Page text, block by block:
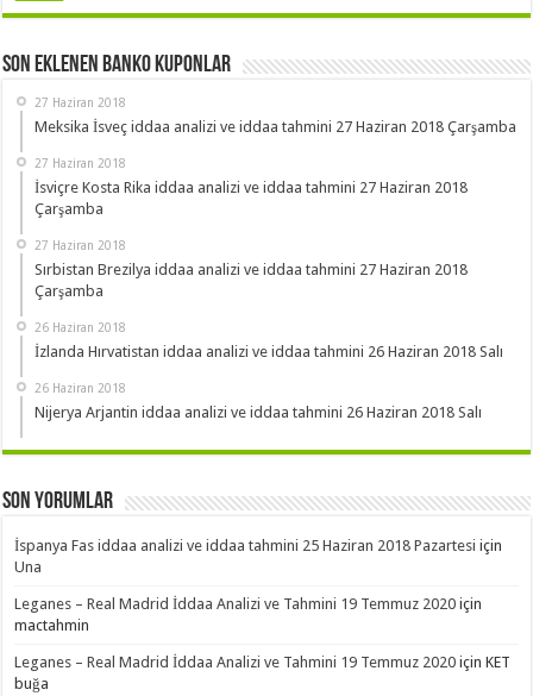
Son Eklenen Banko Kuponlar
27 Haziran 2018
Meksika İsveç iddaa analizi ve iddaa tahmini 27 Haziran 2018 Çarşamba
27 Haziran 2018
İsviçre Kosta Rika iddaa analizi ve iddaa tahmini 27 Haziran 2018
Çarşamba
27 Haziran 2018
Sırbistan Brezilya iddaa analizi ve iddaa tahmini 27 Haziran 2018
Çarşamba
26 Haziran 2018
İzlanda Hırvatistan iddaa analizi ve iddaa tahmini 26 Haziran 2018 Salı
26 Haziran 2018
Nijerya Arjantin iddaa analizi ve iddaa tahmini 26 Haziran 2018 Salı
Son Yorumlar
İspanya Fas iddaa analizi ve iddaa tahmini 25 Haziran 2018 Pazartesi için
Una
Leganes – Real Madrid İddaa Analizi ve Tahmini 19 Temmuz 2020 için
mactahmin
Leganes – Real Madrid İddaa Analizi ve Tahmini 19 Temmuz 2020 içinKET
buğa